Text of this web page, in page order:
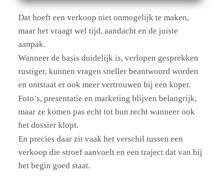
Dat hoeft een verkoop niet onmogelijk te maken,
maar het vraagt wel tijd, aandacht en de juiste
aanpak.
Wanneer de basis duidelijk is, verlopen gesprekken
rustiger, kunnen vragen sneller beantwoord worden
en ontstaat er ook meer vertrouwen bij een koper.
Foto’s, presentatie en marketing blijven belangrijk,
maar ze komen pas echt tot hun recht wanneer ook
het dossier klopt.
En precies daar zit vaak het verschil tussen een
verkoop die stroef aanvoelt en een traject dat van bij
het begin goed staat.